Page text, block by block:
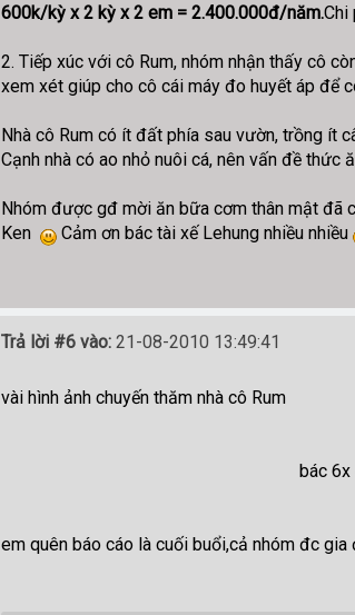
600k/kỳ x 2 kỳ x 2 em = 2.400.000đ/năm.Chi
2. Tiếp xúc với cô Rum, nhóm nhận thấy cô
xem xét giúp cho cô cái máy đo huyết áp để
Nhà cô Rum có ít đất phía sau vườn, trồng ít
Cạnh nhà có ao nhỏ nuôi cá, nên vấn đề thức
Nhóm được gđ mời ăn bữa cơm thân mật đã
Ken
Cảm ơn bác tài xế Lehung nhiều nhiều
Trả lời #6 vào:21-08-2010 13:49:41
vài hình ảnh chuyến thăm nhà cô Rum
bác 6x
em quên báo cáo là cuối buổi,cả nhóm đc